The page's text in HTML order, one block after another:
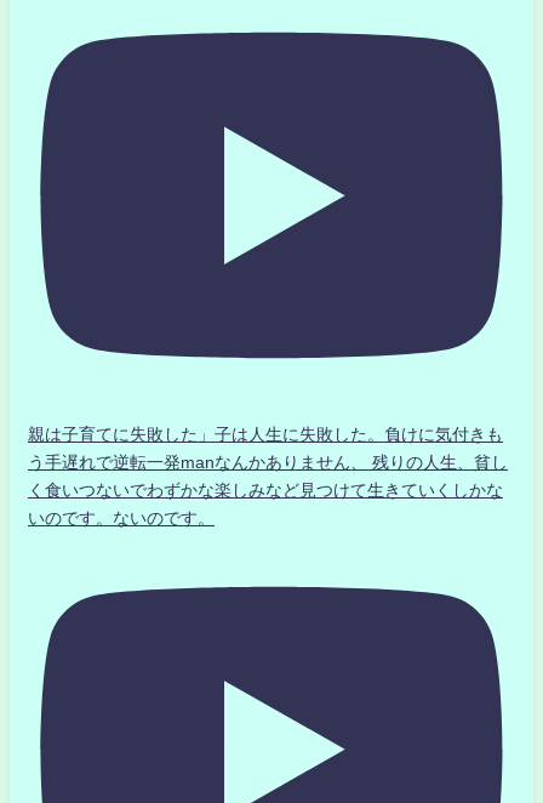
親は子育てに失敗した」子は人生に失敗した。負けに気付きも
う手遅れで逆転一発manなんかありません、 残りの人生、貧し
く食いつないでわずかな楽しみなど見つけて生きていくしかな
いのです。ないのです。